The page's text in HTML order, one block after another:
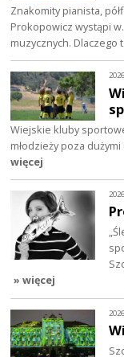
Znakomity pianista,
Prokopowicz wystąpi
muzycznych. Dlaczego
Wiejskie kluby
młodzieży poza
więcej
» więcej